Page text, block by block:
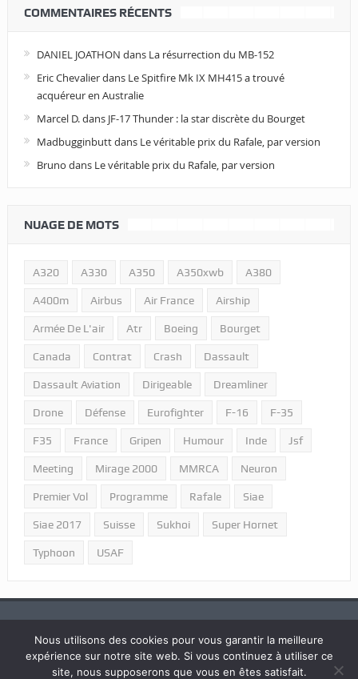
COMMENTAIRES RÉCENTS
DANIEL JOATHON dans La résurrection du MB-152
Eric Chevalierdans Le Spitfire Mk IX MH415 a trouvé
acquéreur en Australie
Marcel D.dans JF-17 Thunder : la star discrète du Bourget
Madbugginbuttdans Le véritable prix du Rafale, par version
Bruno dans Le véritable prix du Rafale, par version
NUAGE DE MOTS
A320 A330 A350 A350xwb A380
A400m Airbus Air France Airship
Armée De L'air Atr Boeing Bourget
Canada Contrat Crash Dassault
Dassault Aviation Dirigeable Dreamliner
Drone Défense Eurofighter F-16 F-35
F35 France Gripen Humour Inde Jsf
Meeting Mirage 2000 MMRCA Neuron
Premier Vol Programme Rafale Siae
Siae 2017 Suisse Sukhoi Super Hornet
Typhoon USAF
2018 © Tous droits réservés "Portail Aviation - LPPA".
Nous utilisons des cookies pour vous garantir la meilleure
expérience sur notre site web. Si vous continuez à utiliser ce
site, nous supposerons que vous en êtes satisfait.